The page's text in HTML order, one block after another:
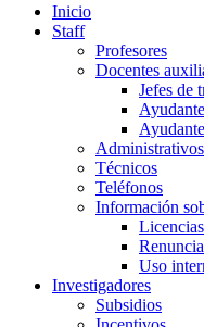
Inicio
Staff
Profesores
Docentes
Jefes de
Administrativos
Técnicos
Teléfonos
Información
Uso
Investigadores
Subsidios